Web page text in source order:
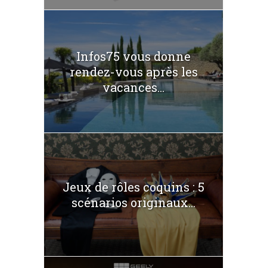
Infos75 vous donne
rendez-vous après les
vacances...
Jeux de rôles coquins : 5
scénarios originaux...